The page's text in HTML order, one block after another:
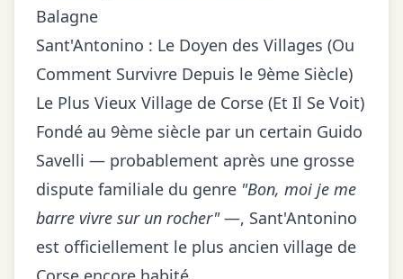
Balagne
Sant'Antonino : Le Doyen des Villages (Ou
Comment Survivre Depuis le 9ème Siècle)
Le Plus Vieux Village de Corse (Et Il Se Voit)
Fondé au 9ème siècle par un certain Guido
Savelli — probablement après une grosse
dispute familiale du genre "Bon, moi je me
barre vivre sur un rocher"—, Sant'Antonino
est officiellement le plus ancien village de